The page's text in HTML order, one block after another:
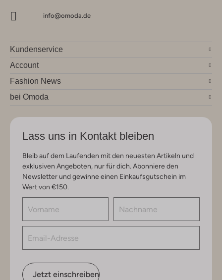
info@omoda.de
Kundenservice
Account
Fashion News
bei Omoda
Lass uns in Kontakt bleiben
Bleib auf dem Laufenden mit den neuesten Artikeln und
exklusiven Angeboten, nur für dich. Abonniere den
Newsletter und gewinne einen Einkaufsgutschein im
Wert von €150.
Jetzt einschreiben